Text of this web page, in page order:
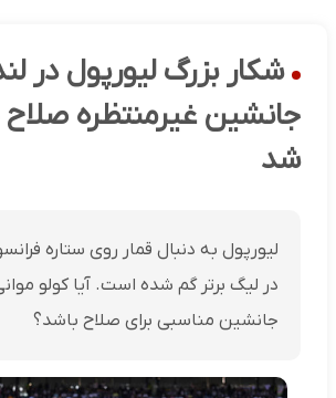
شکار بزرگ لیورپول در
جانشین غیرمنتظره
شد
لیورپول به دنبال قمار روی ستاره
در لیگ برتر گم شده است. آیا کولو
جانشین مناسبی برای صلاح باشد؟